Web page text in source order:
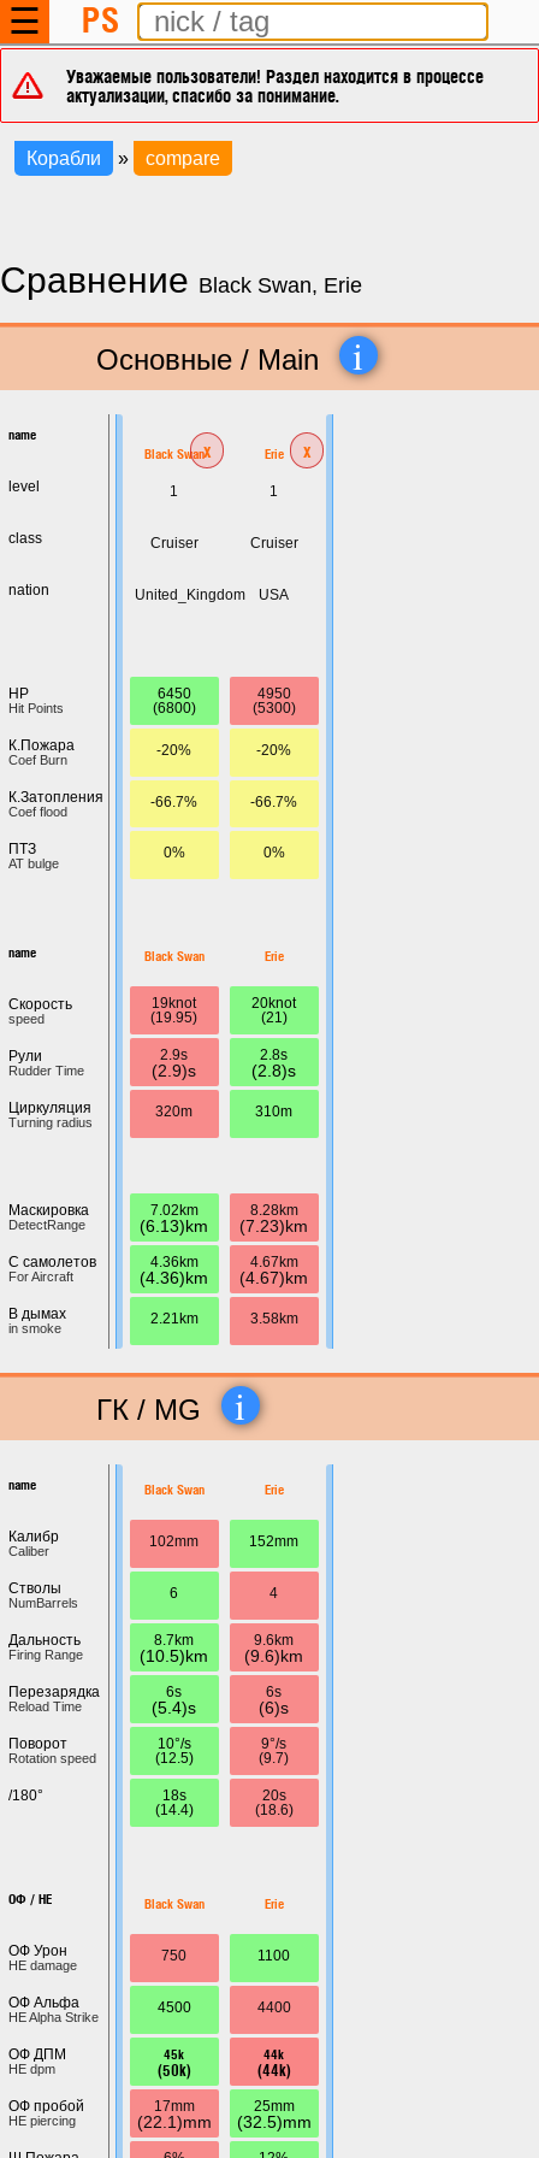
☰ PS
Уважаемые пользователи! Раздел находится в процессе
актуализации, спасибо за понимание.
Корабли » compare
Сравнение Black Swan, Erie
Основные / Main i
name
level
class
nation
HP
Hit Points
К.Пожара
Coef Burn
К.Затопления
Coef flood
ПТЗ
AT bulge
name
Скорость
speed
Рули
Rudder Time
Циркуляция
Turning radius
Маскировка
DetectRange
С самолетов
For Aircraft
В дымах
in smoke
Black Swanx
1
Cruiser
United_Kingdom
6450
(6800)
-20%
-66.7%
0%
Black Swan
19knot
(19.95)
2.9s
(2.9)s
320m
7.02km
(6.13)km
4.36km
(4.36)km
2.21km
Erie x
1
Cruiser
USA
4950
(5300)
-20%
-66.7%
0%
Erie
20knot
(21)
2.8s
(2.8)s
310m
8.28km
(7.23)km
4.67km
(4.67)km
3.58km
ГК / MG i
name
Калибр
Caliber
Стволы
NumBarrels
Дальность
Firing Range
Перезарядка
Reload Time
Поворот
Rotation speed
/180°
ОФ / HE
ОФ Урон
HE damage
ОФ Альфа
HE Alpha Strike
ОФ ДПМ
HE dpm
ОФ пробой
HE piercing
Black Swan
102mm
6
8.7km
(10.5)km
6s
(5.4)s
10°/s
(12.5)
18s
(14.4)
Black Swan
750
4500
45k
(50k)
17mm
(22.1)mm
Erie
152mm
4
9.6km
(9.6)km
6s
(6)s
9°/s
(9.7)
20s
(18.6)
Erie
1100
4400
44k
(44k)
25mm
(32.5)mm